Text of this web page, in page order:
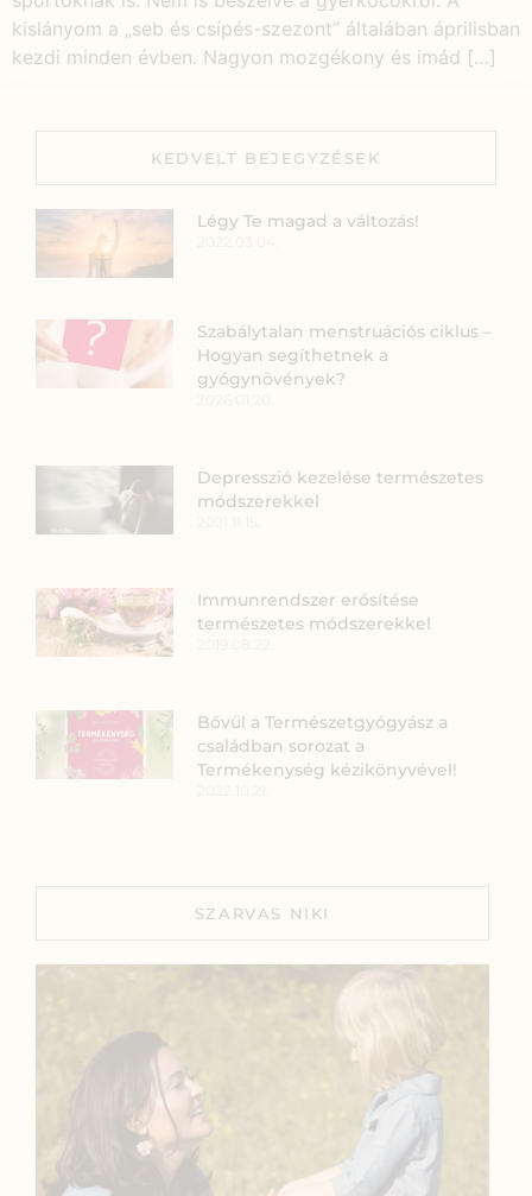
kislányom a „seb és csípés-szezont” általában áprilisban
kezdi minden évben. Nagyon mozgékony és imád […]
KEDVELT BEJEGYZÉSEK
Légy Te magad a változás!
Szabálytalan menstruációs ciklus –
Hogyan segíthetnek a
gyógynövények?
Depresszió kezelése természetes
módszerekkel
Immunrendszer erősítése
természetes módszerekkel
Bővül a Természetgyógyász a
családban sorozat a
Termékenység kézikönyvével!
SZARVAS NIKI